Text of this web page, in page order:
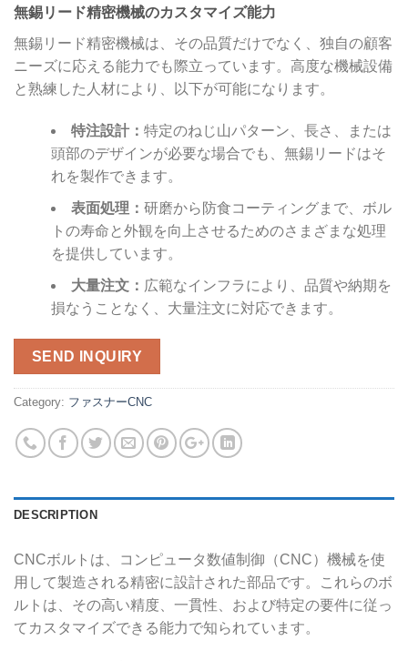
無錫リード精密機械のカスタマイズ能力
無錫リード精密機械は、その品質だけでなく、独自の顧客
ニーズに応える能力でも際立っています。高度な機械設備
と熟練した人材により、以下が可能になります。
特注設計： 特定のねじ山パターン、長さ、または
頭部のデザインが必要な場合でも、無錫リードはそ
れを製作できます。
表面処理： 研磨から防食コーティングまで、ボル
トの寿命と外観を向上させるためのさまざまな処理
を提供しています。
大量注文： 広範なインフラにより、品質や納期を
損なうことなく、大量注文に対応できます。
SEND INQUIRY
Category: ファスナーCNC
DESCRIPTION
CNCボルトは、コンピュータ数値制御（CNC）機械を使
用して製造される精密に設計された部品です。これらのボ
ルトは、その高い精度、一貫性、および特定の要件に従っ
てカスタマイズできる能力で知られています。